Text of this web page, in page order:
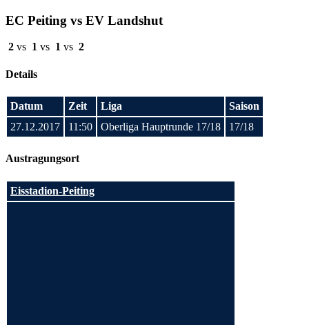
EC Peiting vs EV Landshut
2 vs 1 vs 1 vs 2
Details
Datum Zeit Liga
Saison
27.12.2017
11:50 Oberliga Hauptrunde 17/18 17/18
Austragungsort
Eisstadion-Peiting